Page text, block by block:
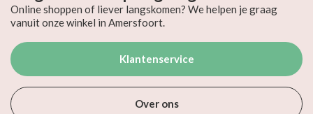
Online shoppen of liever langskomen? We helpen je graag
vanuit onze winkel in Amersfoort.
Klantenservice
Over ons